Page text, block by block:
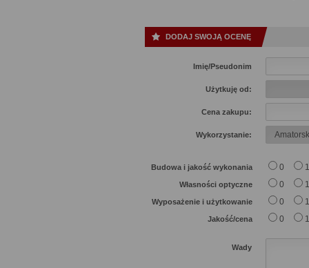
DODAJ SWOJĄ OCENĘ
Imię/Pseudonim
Użytkuję od:
Cena zakupu:
Wykorzystanie:
Budowa i jakość wykonania 0 1
Własności optyczne 0 1
Wyposażenie i użytkowanie 0 1
Jakość/cena 0 1
Wady